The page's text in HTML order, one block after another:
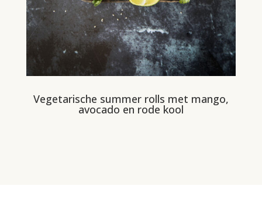
Vegetarische summer rolls met mango,
avocado en rode kool